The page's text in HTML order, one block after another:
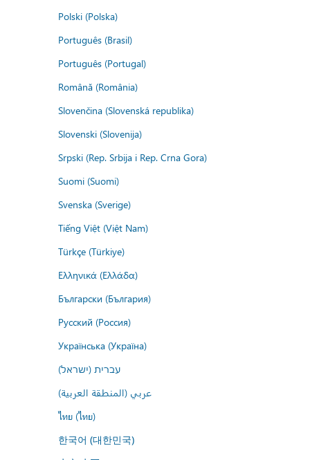
Polski (Polska)
Português (Brasil)
Português (Portugal)
Română (România)
Slovenčina (Slovenská republika)
Slovenski (Slovenija)
Srpski (Rep. Srbija i Rep. Crna Gora)
Suomi (Suomi)
Svenska (Sverige)
Tiếng Việt (Việt Nam)
Türkçe (Türkiye)
Ελληνικά (Ελλάδα)
Български (България)
Русский (Россия)
Українська (Україна)
עברית (ישראל)
عربي (المنطقة العربية)
ไทย (ไทย)
한국어 (대한민국)